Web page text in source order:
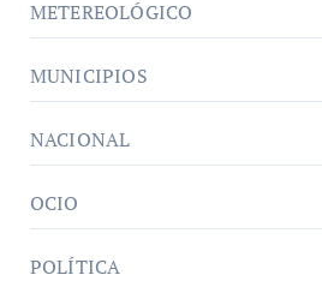
METEREOLÓGICO
MUNICIPIOS
NACIONAL
OCIO
POLÍTICA